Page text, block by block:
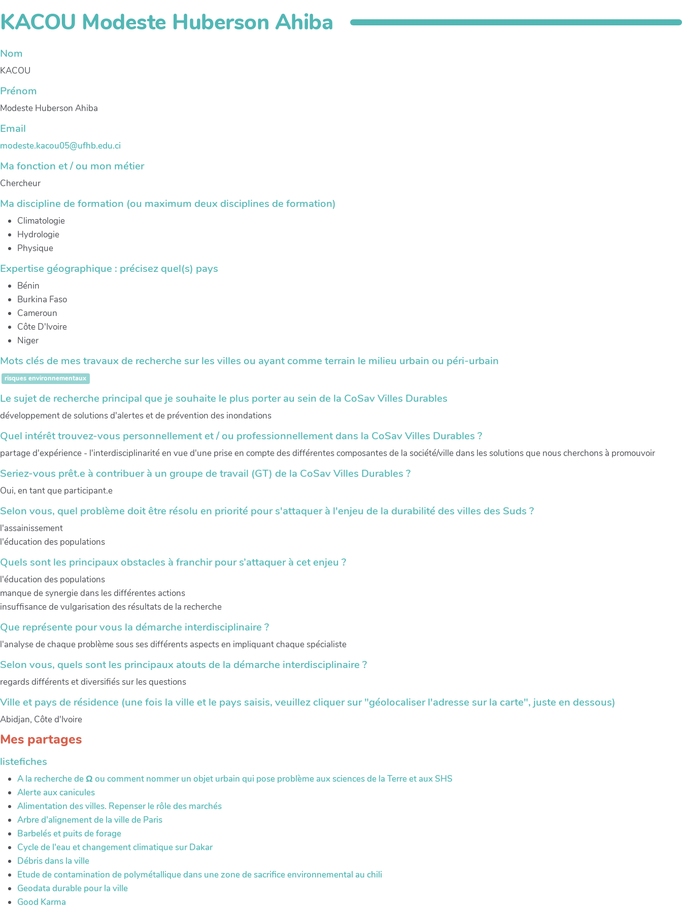
KACOU Modeste Huberson Ahiba
Nom
KACOU
Prénom
Modeste Huberson Ahiba
Email
modeste.kacou05@ufhb.edu.ci
Ma fonction et / ou mon métier
Chercheur
Ma discipline de formation (ou maximum deux disciplines de formation)
Climatologie
Hydrologie
Physique
Expertise géographique : précisez quel(s) pays
Bénin
Burkina Faso
Cameroun
Côte D'Ivoire
Niger
Mots clés de mes travaux de recherche sur les villes ou ayant comme terrain le milieu urbain ou péri-urbain
risques environnementaux
Le sujet de recherche principal que je souhaite le plus porter au sein de la CoSav Villes Durables
développement de solutions d'alertes et de prévention des inondations
Quel intérêt trouvez-vous personnellement et / ou professionnellement dans la CoSav Villes Durables ?
partage d'expérience - l'interdisciplinarité en vue d'une prise en compte des différentes composantes de la société/ville dans les solutions que nous cherchons à promouvoir
Seriez-vous prêt.e à contribuer à un groupe de travail (GT) de la CoSav Villes Durables ?
Oui, en tant que participant.e
Selon vous, quel problème doit être résolu en priorité pour s'attaquer à l'enjeu de la durabilité des villes des Suds ?
l'assainissement
l'éducation des populations
Quels sont les principaux obstacles à franchir pour s’attaquer à cet enjeu ?
l'éducation des populations
manque de synergie dans les différentes actions
insuffisance de vulgarisation des résultats de la recherche
Que représente pour vous la démarche interdisciplinaire ?
l'analyse de chaque problème sous ses différents aspects en impliquant chaque spécialiste
Selon vous, quels sont les principaux atouts de la démarche interdisciplinaire ?
regards différents et diversifiés sur les questions
Ville et pays de résidence (une fois la ville et le pays saisis, veuillez cliquer sur "géolocaliser l'adresse sur la carte", juste en dessous)
Abidjan, Côte d'Ivoire
Mes partages
listefiches
A la recherche de Ω ou comment nommer un objet urbain qui pose problème aux sciences de la Terre et aux SHS
Alerte aux canicules
Alimentation des villes. Repenser le rôle des marchés
Arbre d'alignement de la ville de Paris
Barbelés et puits de forage
Cycle de l'eau et changement climatique sur Dakar
Débris dans la ville
Etude de contamination de polymétallique dans une zone de sacrifice environnemental au chili
Geodata durable pour la ville
Good Karma